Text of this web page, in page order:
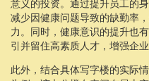
意义的投资。通过提升员工的
减少因健康问题导致的缺勤率
力。同时，健康意识的提升也
引并留住高素质人才，增强企业
此外，结合具体写字楼的实际